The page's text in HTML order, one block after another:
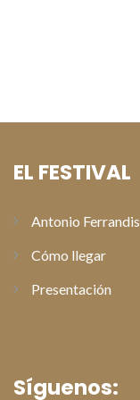
EL FESTIVAL
Antonio Ferrandis
Cómo llegar
Presentación
Síguenos: